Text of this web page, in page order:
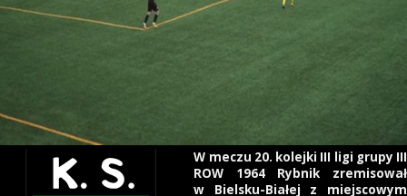
W meczu 20. kolejki III ligi grupy III
ROW 1964 Rybnik zremisował
w Bielsku-Białej z miejscowym